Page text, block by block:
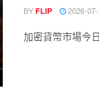
BY FLIP 2026-
加密貨幣市場今